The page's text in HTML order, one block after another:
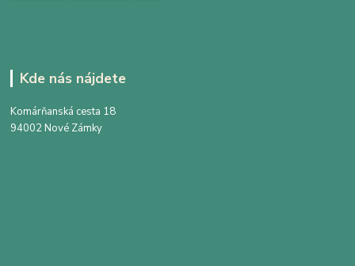
Kde nás nájdete
Komárňanská cesta 18
94002 Nové Zámky